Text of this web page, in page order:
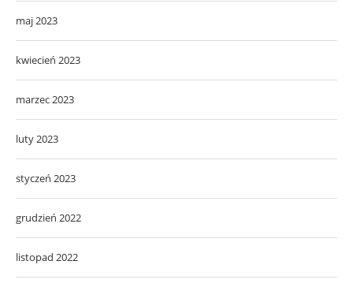
maj 2023
kwiecień 2023
marzec 2023
luty 2023
styczeń 2023
grudzień 2022
listopad 2022